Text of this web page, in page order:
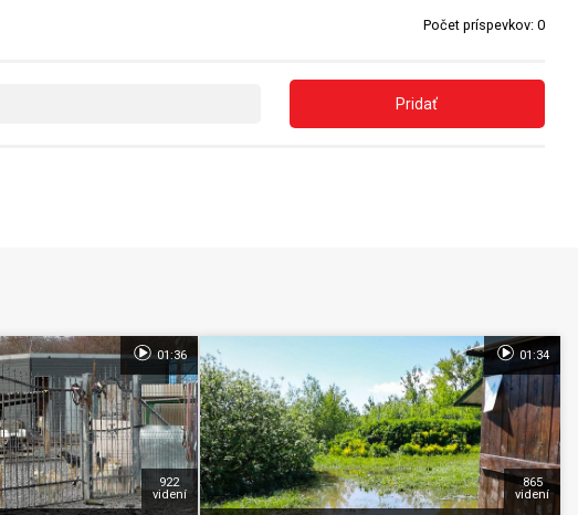
Počet príspevkov: 0
Pridať
922
videní
01:36
865
videní
01:34